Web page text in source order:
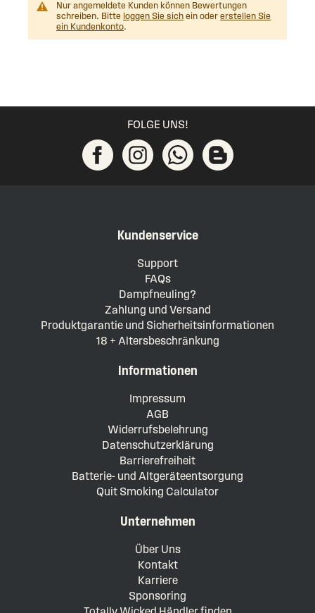
Nur angemeldete Kunden können Bewertungen
schreiben. Bitte loggen Sie sich ein oder erstellen Sie
ein Kundenkonto.
FOLGE UNS!
Kundenservice
Support
FAQs
Dampfneuling?
Zahlung und Versand
Produktgarantie und Sicherheitsinformationen
18 + Altersbeschränkung
Informationen
Impressum
AGB
Widerrufsbelehrung
Datenschutzerklärung
Barrierefreiheit
Batterie- und Altgeräteentsorgung
Quit Smoking Calculator
Unternehmen
Über Uns
Kontakt
Karriere
Sponsoring